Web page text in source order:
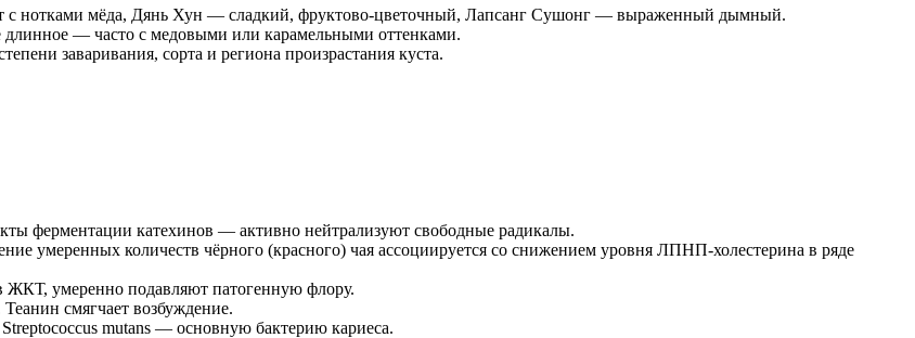
с нотками мёда, Дянь Хун — сладкий, фруктово-цветочный, Лапсанг Сушонг — выраженный дымный.
— часто с медовыми или карамельными оттенками.
заваривания, сорта и региона произрастания куста.
ферментации катехинов — активно нейтрализуют свободные радикалы.
умеренных количеств чёрного (красного) чая ассоциируется со снижением уровня ЛПНП-холестерина в ряде
ЖКТ, умеренно подавляют патогенную флору.
смягчает возбуждение.
mutans — основную бактерию кариеса.